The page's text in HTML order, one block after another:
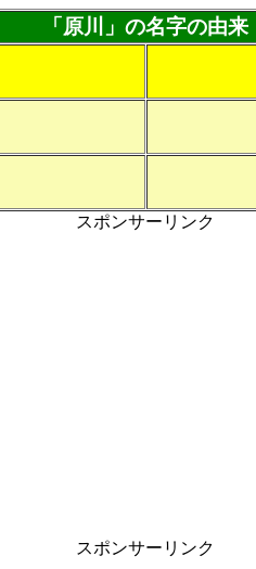
「原川」の名字の由来
スポンサーリンク
スポンサーリンク